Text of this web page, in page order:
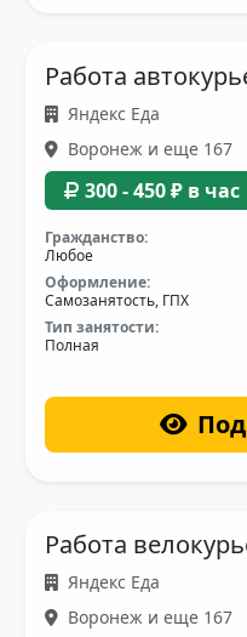
Работа
Яндекс Еда
Воронеж и еще 167
300 - 450 ₽ в час
Гражданство:
Любое
Оформление:
Самозанятость, ГПХ
Тип занятости:
Полная
Работа
Яндекс Еда
Воронеж и еще 167